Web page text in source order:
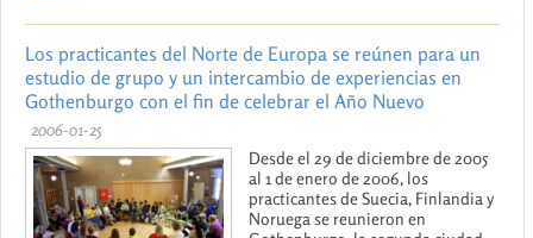
Los practicantes del Norte de Europa se reúnen para un
estudio de grupo y un intercambio de experiencias en
Gothenburgo con el fin de celebrar el Año Nuevo
2006-01-25
Desde el 29 de diciembre de 2005
al 1 de enero de 2006, los
practicantes de Suecia, Finlandia y
Noruega se reunieron en